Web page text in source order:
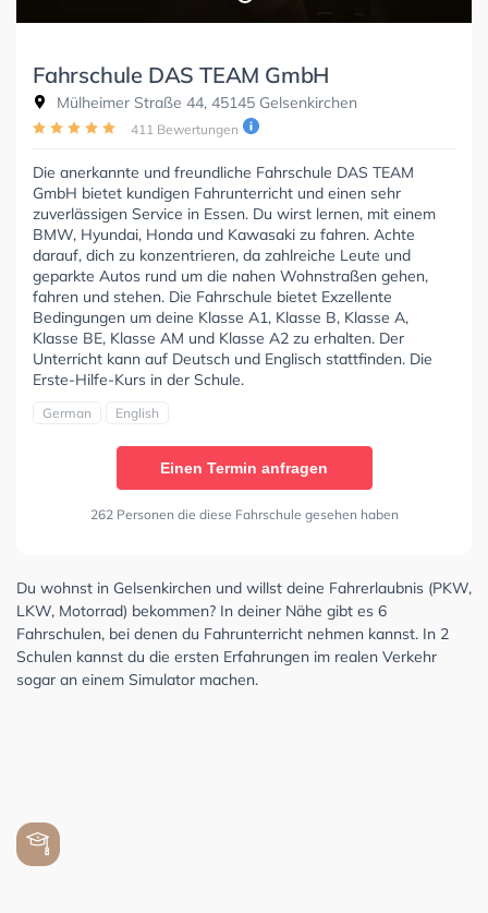
Fahrschule DAS TEAM GmbH
Mülheimer Straße 44, 45145 Gelsenkirchen
411 Bewertungen
Die anerkannte und freundliche Fahrschule DAS TEAM
GmbH bietet kundigen Fahrunterricht und einen sehr
zuverlässigen Service in Essen. Du wirst lernen, mit einem
BMW, Hyundai, Honda und Kawasaki zu fahren. Achte
darauf, dich zu konzentrieren, da zahlreiche Leute und
geparkte Autos rund um die nahen Wohnstraßen gehen,
fahren und stehen. Die Fahrschule bietet Exzellente
Bedingungen um deine Klasse A1, Klasse B, Klasse A,
Klasse BE, Klasse AM und Klasse A2 zu erhalten. Der
Unterricht kann auf Deutsch und Englisch stattfinden. Die
Erste-Hilfe-Kurs in der Schule.
German English
Einen Termin anfragen
262 Personen die diese Fahrschule gesehen haben
Du wohnst in Gelsenkirchen und willst deine Fahrerlaubnis (PKW,
LKW, Motorrad) bekommen? In deiner Nähe gibt es 6
Fahrschulen, bei denen du Fahrunterricht nehmen kannst. In 2
Schulen kannst du die ersten Erfahrungen im realen Verkehr
sogar an einem Simulator machen.